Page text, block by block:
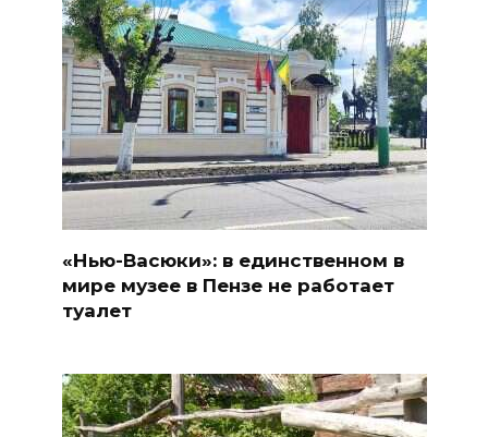
«Нью-Васюки»: в единственном в
мире музее в Пензе не работает
туалет